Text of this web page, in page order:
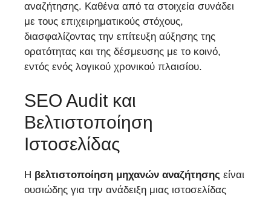
αναζήτησης. Καθένα από τα στοιχεία συνάδει
με τους επιχειρηματικούς στόχους,
διασφαλίζοντας την επίτευξη αύξησης της
ορατότητας και της δέσμευσης με το κοινό,
εντός ενός λογικού χρονικού πλαισίου.
SEO Audit και
Βελτιστοποίηση
Ιστοσελίδας
Η βελτιστοποίηση μηχανών αναζήτησης είναι
ουσιώδης για την ανάδειξη μιας ιστοσελίδας